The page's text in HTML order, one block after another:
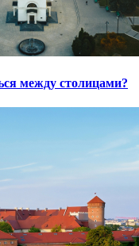
между столицами?